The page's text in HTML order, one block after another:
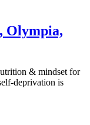
Olympia,
& mindset for
deprivation is